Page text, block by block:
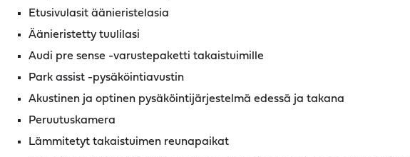
Etusivulasit äänieristelasia
Äänieristetty tuulilasi
Audi pre sense -varustepaketti takaistuimille
Park assist -pysäköintiavustin
Akustinen ja optinen pysäköintijärjestelmä edessä ja takana
Peruutuskamera
Lämmitetyt takaistuimen reunapaikat